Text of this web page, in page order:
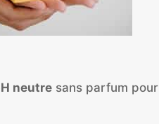
neutre sans parfum pour